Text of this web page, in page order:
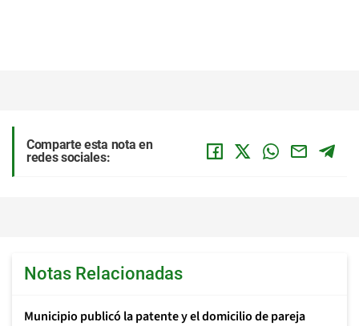
Comparte esta nota en
redes sociales:
Notas Relacionadas
Municipio publicó la patente y el domicilio de pareja